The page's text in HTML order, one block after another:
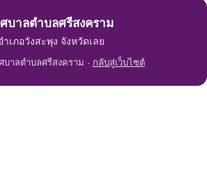
ศบาลตำบลศรีสงคราม
ำเภอวังสะพุง จังหวัดเลย
บาลตำบลศรีสงคราม · กลับสู่เว็บไซต์